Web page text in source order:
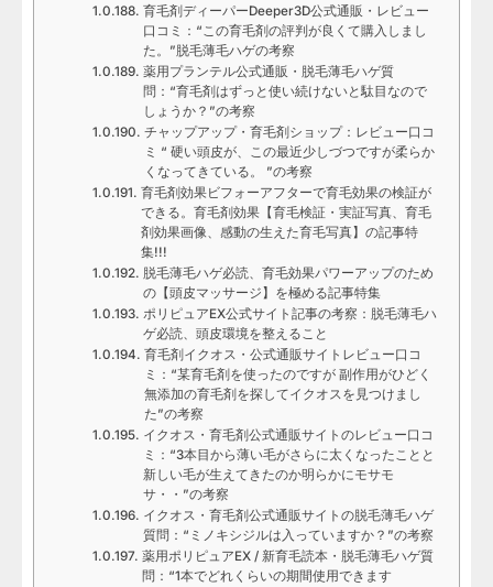
育毛剤ディーパーDeeper3D公式通販・レビュー
口コミ：“この育毛剤の評判が良くて購入しまし
た。”脱毛薄毛ハゲの考察
薬用プランテル公式通販・脱毛薄毛ハゲ質
問：“育毛剤はずっと使い続けないと駄目なので
しょうか？”の考察
チャップアップ・育毛剤ショップ：レビュー口コ
ミ “ 硬い頭皮が、この最近少しづつですが柔らか
くなってきている。 ”の考察
育毛剤効果ビフォーアフターで育毛効果の検証が
できる。育毛剤効果【育毛検証・実証写真、育毛
剤効果画像、感動の生えた育毛写真】の記事特
集!!!
脱毛薄毛ハゲ必読、育毛効果パワーアップのため
の【頭皮マッサージ】を極める記事特集
ポリピュアEX公式サイト記事の考察：脱毛薄毛ハ
ゲ必読、頭皮環境を整えること
育毛剤イクオス・公式通販サイトレビュー口コ
ミ：“某育毛剤を使ったのですが 副作用がひどく
無添加の育毛剤を探してイクオスを見つけまし
た”の考察
イクオス・育毛剤公式通販サイトのレビュー口コ
ミ：“3本目から薄い毛がさらに太くなったことと
新しい毛が生えてきたのか明らかにモサモ
サ・・”の考察
イクオス・育毛剤公式通販サイトの脱毛薄毛ハゲ
質問：“ミノキシジルは入っていますか？”の考察
薬用ポリピュアEX / 新育毛読本・脱毛薄毛ハゲ質
問：“1本でどれくらいの期間使用できます